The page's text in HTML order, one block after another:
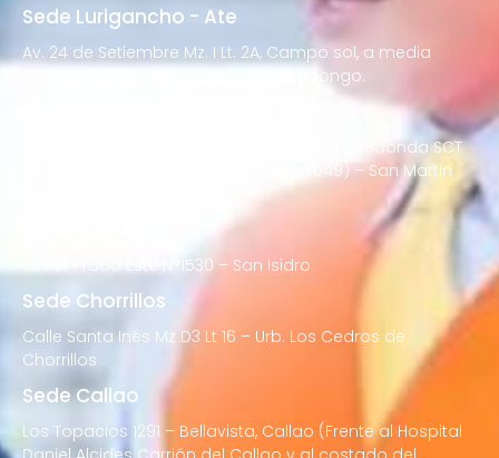
Sede Lurigancho - Ate
Av. 24 de Setiembre Mz. I Lt. 2A, Campo sol, a media
cuadra del Paradero Cabana, Carapongo.
Av. Francisco Bolognesi Nro. 101 Urb. Mesa Redonda SCT
02 (Esquina con Av. Gerardo Unger 7049) – San Martin
Javier Prado Este N°1530 – San Isidro
Sede Chorrillos
Calle Santa Inés Mz D3 Lt 16 – Urb. Los Cedros de
Chorrillos
Sede Callao
Los Topacios 1291 – Bellavista, Callao (Frente al Hospital